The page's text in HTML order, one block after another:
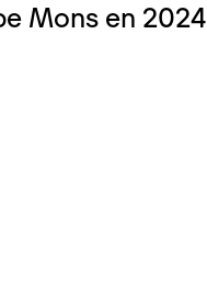
Mons en 2024